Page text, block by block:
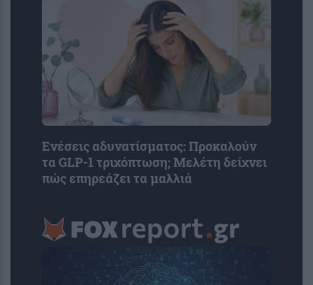
Ενέσεις αδυνατίσματος: Προκαλούν
τα GLP-1 τριχόπτωση; Μελέτη δείχνει
πώς επηρεάζει τα μαλλιά